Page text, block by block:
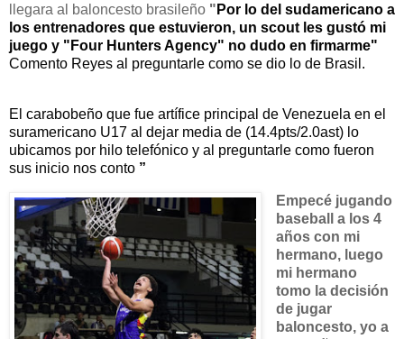
llegara al baloncesto brasileño " Por lo del sudamericano a
los entrenadores que estuvieron, un scout les gustó mi
juego y "Four Hunters Agency" no dudo en firmarme"
Comento Reyes al preguntarle como se dio lo de Brasil.
El carabobeño que fue artífice principal de Venezuela en el
suramericano U17 al dejar media de (14.4pts/2.0ast) lo
ubicamos por hilo telefónico y al preguntarle como fueron
sus inicio nos conto ”
Empecé jugando
baseball a los 4
años con mi
hermano, luego
mi hermano
tomo la decisión
de jugar
baloncesto, yo a